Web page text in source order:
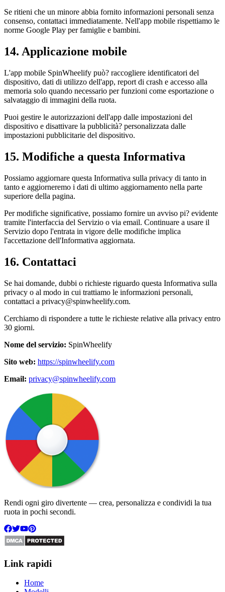
Se ritieni che un minore abbia fornito informazioni personali senza
consenso, contattaci immediatamente. Nell'app mobile rispettiamo le
norme Google Play per famiglie e bambini.
14. Applicazione mobile
L'app mobile SpinWheelify può? raccogliere identificatori del
dispositivo, dati di utilizzo dell'app, report di crash e accesso alla
memoria solo quando necessario per funzioni come esportazione o
salvataggio di immagini della ruota.
Puoi gestire le autorizzazioni dell'app dalle impostazioni del
dispositivo e disattivare la pubblicità? personalizzata dalle
impostazioni pubblicitarie del dispositivo.
15. Modifiche a questa Informativa
Possiamo aggiornare questa Informativa sulla privacy di tanto in
tanto e aggiorneremo i dati di ultimo aggiornamento nella parte
superiore della pagina.
Per modifiche significative, possiamo fornire un avviso pi? evidente
tramite l'interfaccia del Servizio o via email. Continuare a usare il
Servizio dopo l'entrata in vigore delle modifiche implica
l'accettazione dell'Informativa aggiornata.
16. Contattaci
Se hai domande, dubbi o richieste riguardo questa Informativa sulla
privacy o al modo in cui trattiamo le informazioni personali,
contattaci a privacy@spinwheelify.com.
Cerchiamo di rispondere a tutte le richieste relative alla privacy entro
30 giorni.
Nome del servizio: SpinWheelify
Sito web: https://spinwheelify.com
Email: privacy@spinwheelify.com
Rendi ogni giro divertente — crea, personalizza e condividi la tua
ruota in pochi secondi.
Link rapidi
Home